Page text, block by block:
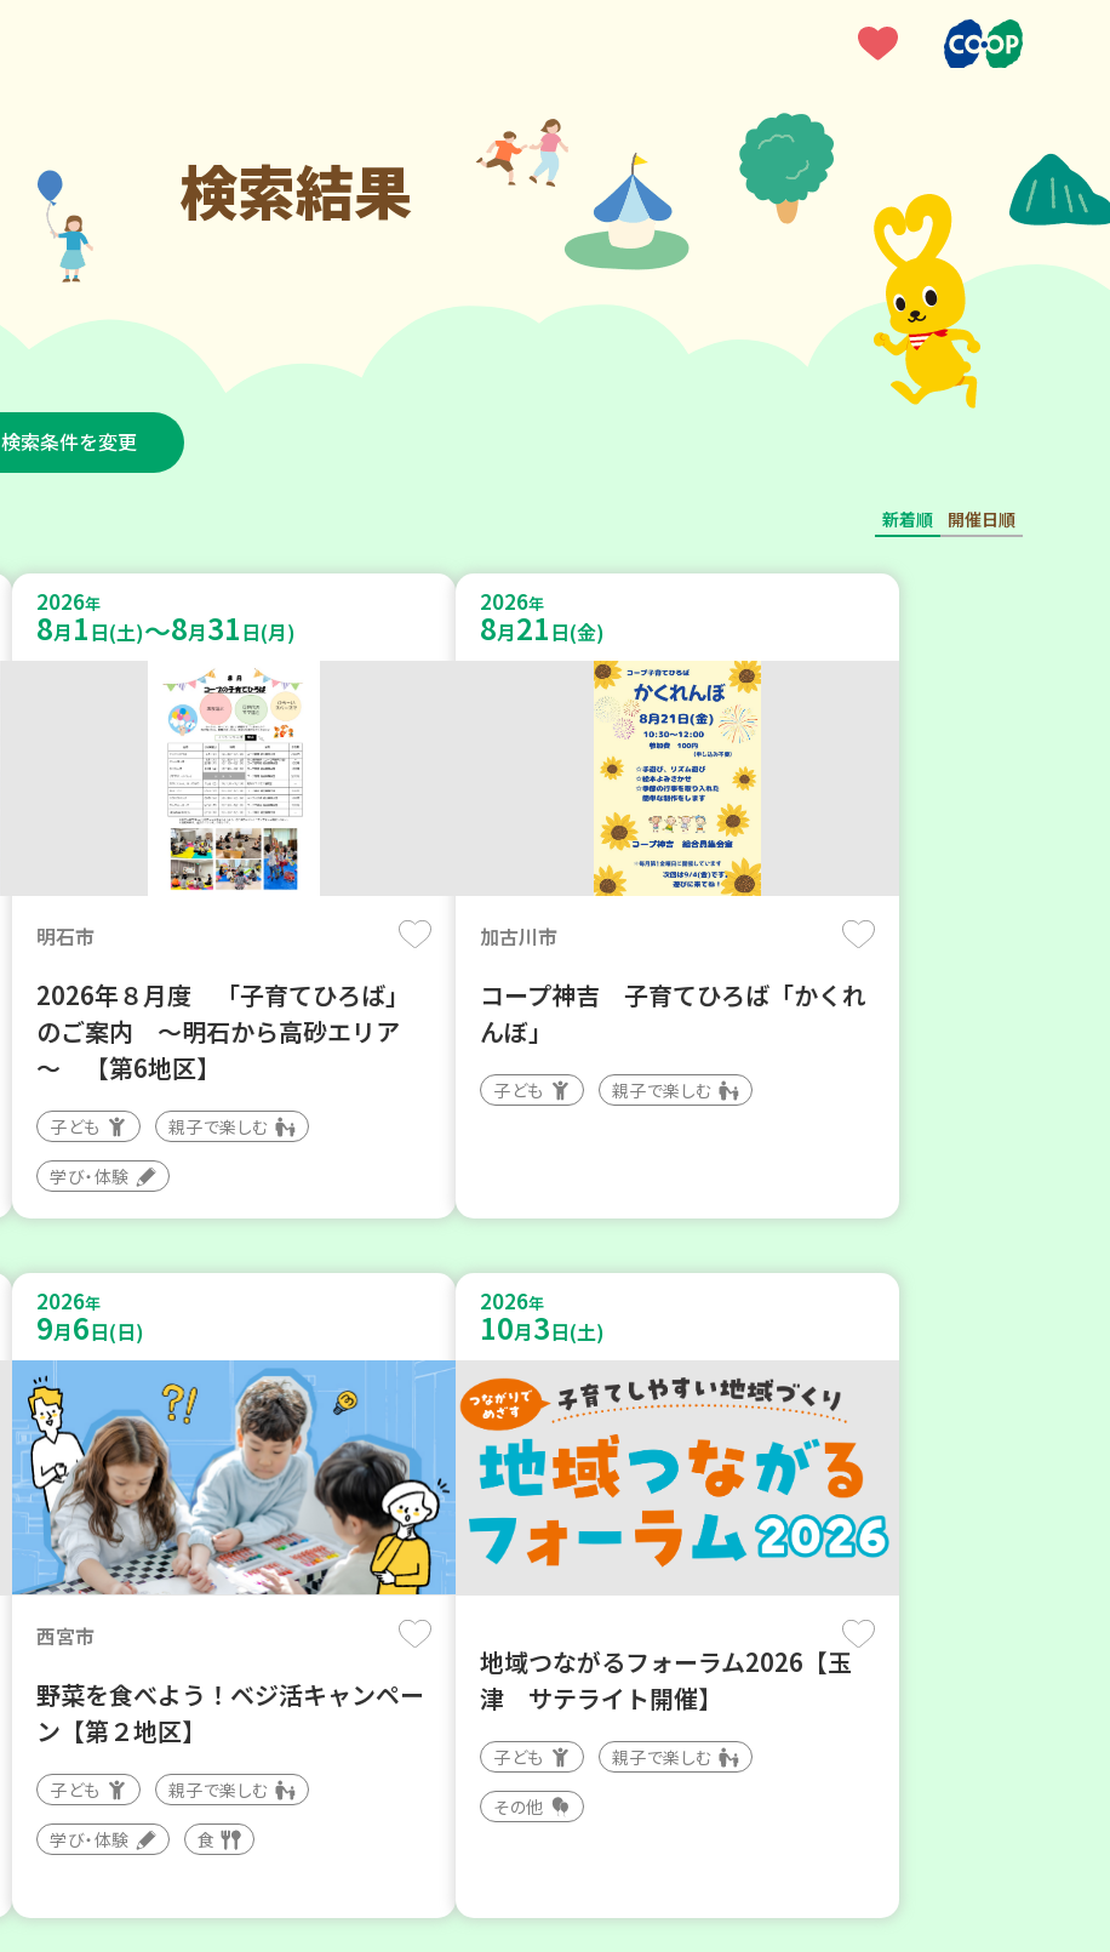
検索結果
検索条件を変更
新着順 開催日順
2026年
8月 1日(土)～8月31日(月)
明石市
2026年８月度 「子育てひろば」
のご案内 ～明石から高砂エリア
～ 【第6地区】
子ども 親子で楽しむ
学び・体験
2026年
8月21日(金)
加古川市
コープ神吉 子育てひろば「かくれ
んぼ」
子ども 親子で楽しむ
2026年
9月6日(日)
西宮市
野菜を食べよう！ベジ活キャンペー
ン【第２地区】
子ども 親子で楽しむ
学び・体験 食
2026年
10月3日(土)
地域つながるフォーラム2026【玉
津 サテライト開催】
子ども 親子で楽しむ
その他